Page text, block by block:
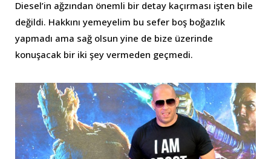
Diesel’in ağzından önemli bir detay kaçırması işten bile
değildi. Hakkını yemeyelim bu sefer boş boğazlık
yapmadı ama sağ olsun yine de bize üzerinde
konuşacak bir iki şey vermeden geçmedi.